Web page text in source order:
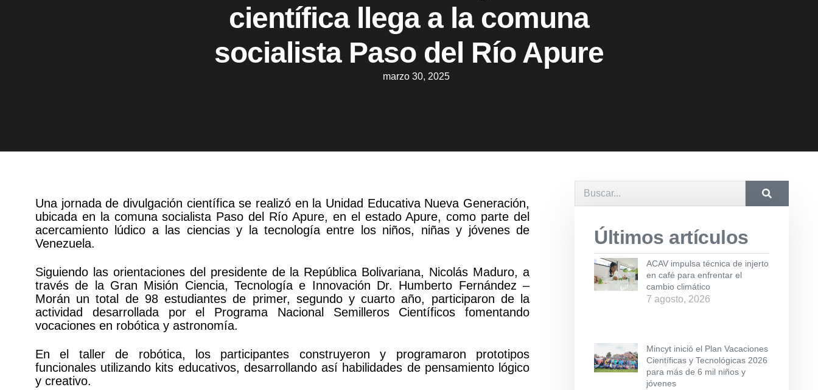
científica llega a la comuna
socialista Paso del Río Apure
marzo 30, 2025
Una jornada de divulgación científica se realizó en la Unidad Educativa Nueva Generación,
ubicada en la comuna socialista Paso del Río Apure, en el estado Apure, como parte del
acercamiento lúdico a las ciencias y la tecnología entre los niños, niñas y jóvenes de
Venezuela.
Siguiendo las orientaciones del presidente de la República Bolivariana, Nicolás Maduro, a
través de la Gran Misión Ciencia, Tecnología e Innovación Dr. Humberto Fernández –
Morán un total de 98 estudiantes de primer, segundo y cuarto año, participaron de la
actividad desarrollada por el Programa Nacional Semilleros Científicos fomentando
vocaciones en robótica y astronomía.
En el taller de robótica, los participantes construyeron y programaron prototipos
funcionales utilizando kits educativos, desarrollando así habilidades de pensamiento lógico
y creativo.
Últimos artículos
ACAV impulsa técnica de injerto
en café para enfrentar el
cambio climático
7 agosto, 2026
Mincyt inició el Plan Vacaciones
Científicas y Tecnológicas 2026
para más de 6 mil niños y
jóvenes